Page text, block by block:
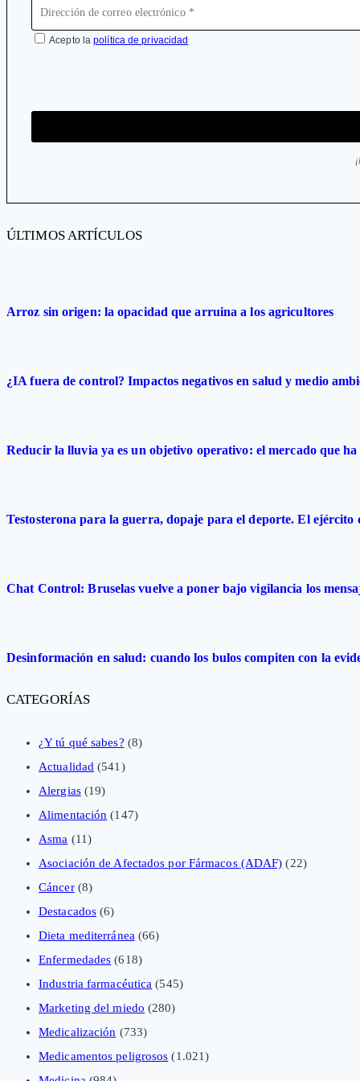
Acepto lapolítica de privacidad
ÚLTIMOS ARTÍCULOS
Arroz sin origen: la opacidad que arruina a los agricultores
¿IA fuera de control? Impactos negativos en salud y medio
Reducir la lluvia ya es un objetivo operativo: el mercado que
Testosterona para la guerra, dopaje para el deporte. El
Chat Control: Bruselas vuelve a poner bajo vigilancia los
Desinformación en salud: cuando los bulos compiten con la
CATEGORÍAS
¿Y tú qué sabes? (8)
Actualidad (541)
Alergias(19)
Alimentación (147)
Asma (11)
Asociación de Afectados por Fármacos (ADAF) (22)
Cáncer(8)
Destacados (6)
Dieta mediterránea (66)
Enfermedades (618)
Industria farmacéutica (545)
Marketing del miedo (280)
Medicalización (733)
Medicamentos peligrosos (1.021)